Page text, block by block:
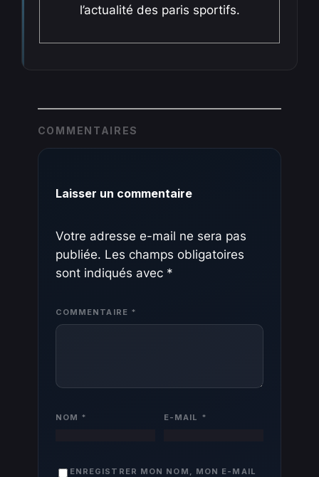
l’actualité des paris sportifs.
COMMENTAIRES
Laisser un commentaire
Votre adresse e-mail ne sera pas
publiée. Les champs obligatoires
sont indiqués avec *
COMMENTAIRE *
NOM * E-MAIL *
ENREGISTRER MON NOM, MON E-MAIL